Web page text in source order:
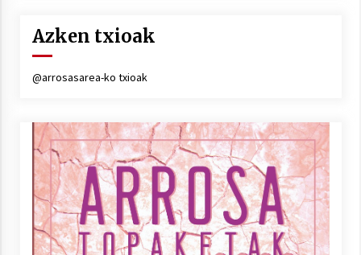
Azken txioak
@arrosasarea-ko txioak